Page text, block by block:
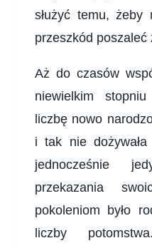
służyć temu, żeby
przeszkód poszaleć
Aż do czasów
niewielkim
liczbę nowo
i tak nie
jednocześnie
przekazania
pokoleniom było
liczby